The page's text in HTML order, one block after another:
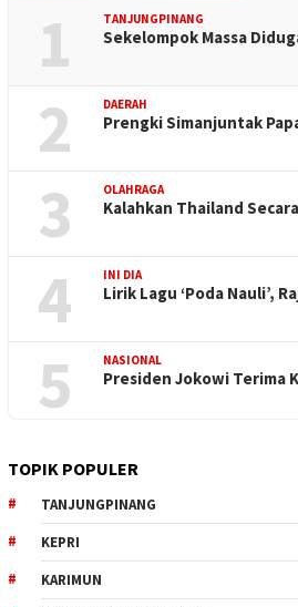
1 TANJUNGPINANG
Sekelompok Massa
2 DAERAH
Prengki Simanjuntak
3 OLAHRAGA
Kalahkan Thailand
4 INI DIA
Lirik Lagu ‘Poda Nauli’,
5 NASIONAL
Presiden Jokowi Terima
TOPIK POPULER
TANJUNGPINANG
KEPRI
KARIMUN